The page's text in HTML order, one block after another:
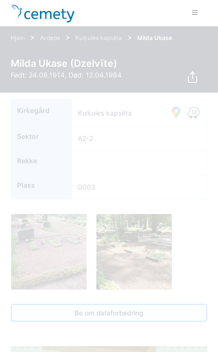
Hjem > Avdøde > Kuiķules kapsēta > Milda Ukase
Milda Ukase (Dzelvīte)
Født: 24.08.1914, Død: 12.04.1984
Kirkegård Kuiķules kapsēta
Sektor A2-2
Rekke
Plass 0003
Be om dataforbedring
1